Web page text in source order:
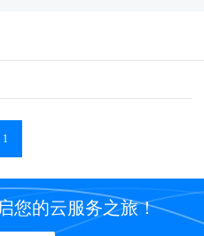
1
您的云服务之旅！